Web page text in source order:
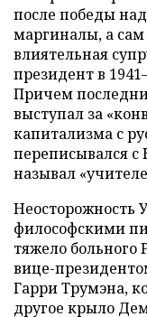
после победы
маргиналы, а
влиятельная
президент в
Причем
выступал за
капитализма с
переписывался с
называл
Неосторожность
философскими
тяжело больного
вице-
Гарри Трумэна,
другое крыло